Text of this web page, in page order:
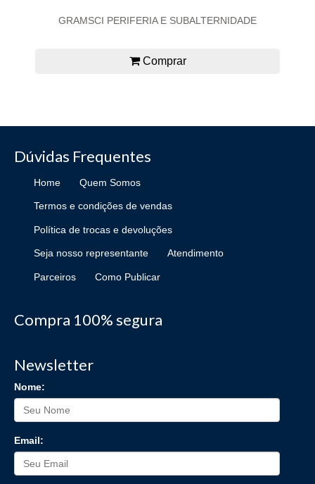
GRAMSCI PERIFERIA E SUBALTERNIDADE
Comprar
Dúvidas Frequentes
Home Quem Somos
Termos e condições de vendas
Política de trocas e devoluções
Seja nosso representante Atendimento
Parceiros Como Publicar
Compra 100% segura
Newsletter
Nome:
Email: